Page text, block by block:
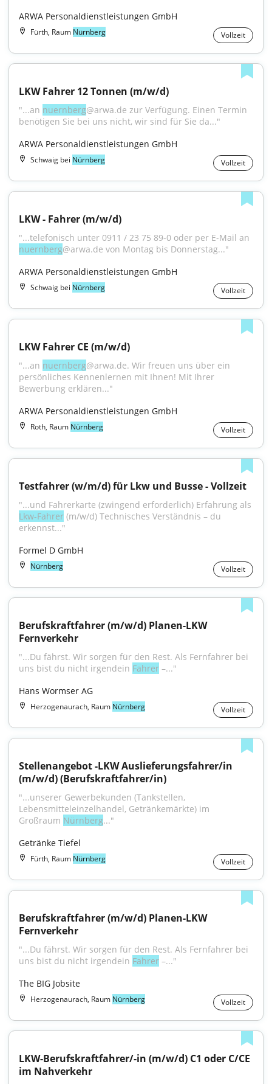
ARWA Personaldienstleistungen GmbH
Fürth, Raum Nürnberg Vollzeit
LKW Fahrer 12 Tonnen (m/w/d)
"...an nuernberg@arwa.de zur Verfügung. Einen Termin
benötigen Sie bei uns nicht, wir sind für Sie da..."
ARWA Personaldienstleistungen GmbH
Schwaig bei Nürnberg Vollzeit
LKW - Fahrer (m/w/d)
nuernberg@arwa.de von Montag bis Donnerstag..."
ARWA Personaldienstleistungen GmbH
Schwaig bei Nürnberg Vollzeit
LKW Fahrer CE (m/w/d)
"...an nuernberg@arwa.de. Wir freuen uns über ein
persönliches Kennenlernen mit Ihnen! Mit Ihrer
Bewerbung erklären..."
ARWA Personaldienstleistungen GmbH
Roth, Raum Nürnberg Vollzeit
Testfahrer (w/m/d) für Lkw und Busse - Vollzeit
Lkw-Fahrer (m/w/d) Technisches Verständnis – du
erkennst..."
Formel D GmbH
Nürnberg Vollzeit
Berufskraftfahrer (m/w/d) Planen-LKW
Fernverkehr
"...Du fährst. Wir sorgen für den Rest. Als Fernfahrer bei
uns bist du nicht irgendein Fahrer –..."
Hans Wormser AG
Herzogenaurach, Raum Nürnberg Vollzeit
Stellenangebot -LKW Auslieferungsfahrer/in
(m/w/d) (Berufskraftfahrer/in)
"...unserer Gewerbekunden (Tankstellen,
Lebensmitteleinzelhandel, Getränkemärkte) im
Großraum Nürnberg..."
Getränke Tiefel
Fürth, Raum Nürnberg Vollzeit
Berufskraftfahrer (m/w/d) Planen-LKW
Fernverkehr
"...Du fährst. Wir sorgen für den Rest. Als Fernfahrer bei
uns bist du nicht irgendein Fahrer –..."
The BIG Jobsite
Herzogenaurach, Raum Nürnberg Vollzeit
LKW-Berufskraftfahrer/-in (m/w/d) C1 oder C/CE
im Nahverkehr